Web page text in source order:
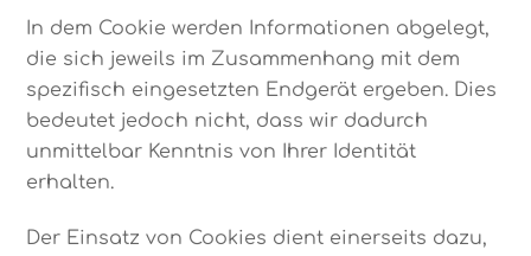
In dem Cookie werden Informationen abgelegt,
die sich jeweils im Zusammenhang mit dem
spezifisch eingesetzten Endgerät ergeben. Dies
bedeutet jedoch nicht, dass wir dadurch
unmittelbar Kenntnis von Ihrer Identität
erhalten.
Der Einsatz von Cookies dient einerseits dazu,